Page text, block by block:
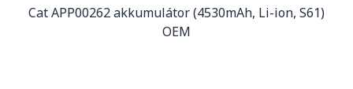
Cat APP00262 akkumulátor (4530mAh, Li-ion, S61)
OEM